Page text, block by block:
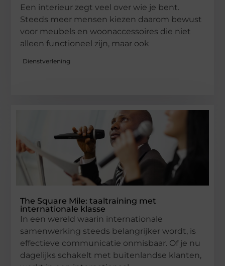
Een interieur zegt veel over wie je bent.
Steeds meer mensen kiezen daarom bewust
voor meubels en woonaccessoires die niet
alleen functioneel zijn, maar ook
Dienstverlening
The Square Mile: taaltraining met
internationale klasse
In een wereld waarin internationale
samenwerking steeds belangrijker wordt, is
effectieve communicatie onmisbaar. Of je nu
dagelijks schakelt met buitenlandse klanten,